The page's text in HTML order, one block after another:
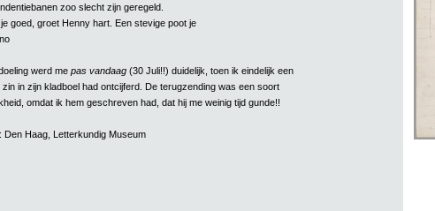
zoo slecht zijn geregeld.
goed, groet Henny hart. Een stevige poot je
werd me pas vandaag(30 Juli!!) duidelijk, toen ik eindelijk een
zin in zijn kladboel had ontcijferd. De terugzending was een soort
omdat ik hem geschreven had, dat hij me weinig tijd gunde!!
Den Haag, Letterkundig Museum